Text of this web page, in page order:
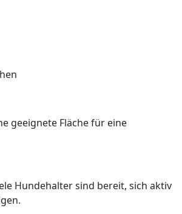
geeignete Fläche für eine
Hundehalter sind bereit, sich aktiv